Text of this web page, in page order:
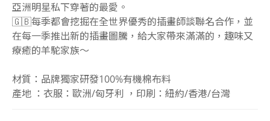
亞洲明星私下穿著的最愛。
🇬🇧每季都會挖掘在全世界優秀的插畫師談聯名合作，並
在每一季推出新的插畫圖騰，給大家帶來滿滿的，趣味又
療癒的羊駝家族～
材質：品牌獨家研發100%有機棉布料
產地 ：衣服：歐洲/匈牙利 ，印刷：紐約/香港/台灣